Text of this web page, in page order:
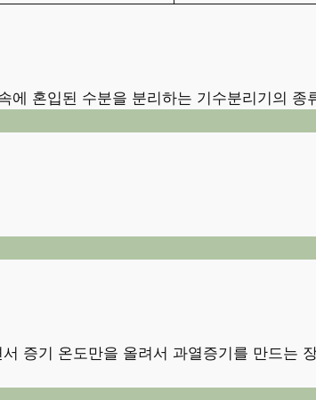
에 혼입된 수분을 분리하는 기수분리기의 종
증기 온도만을 올려서 과열증기를 만드는